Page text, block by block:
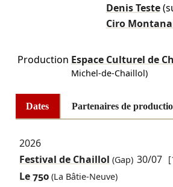
Denis Teste
Ciro
Production Espace Culturel de
Michel-de-Chaillol)
Dates Partenaires de
2026
Festival de Chaillol (Gap) 30/07
Le 750 (La Bâtie-Neuve)